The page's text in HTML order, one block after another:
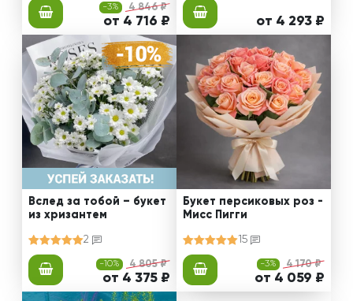
-3% 4 846 ₽
от 4 716 ₽ от 4 293 ₽
Вслед за тобой – букет
из хризантем
2
-10% 4 805 ₽
от 4 375 ₽
Букет персиковых роз -
Мисс Пигги
15
-3% 4 170 ₽
от 4 059 ₽